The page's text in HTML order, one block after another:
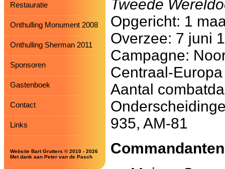
Restauratie
Onthulling Monument 2008
Onthulling Sherman 2011
Sponsoren
Gastenboek
Contact
Links
Website Bart Grutters © 2010 - 2026
Met dank aan Peter van de Pasch
Tweede
Opgericht: 1
Overzee: 7 juni
Campagne:
Centraal-Europa
Aantal
935, AM-81